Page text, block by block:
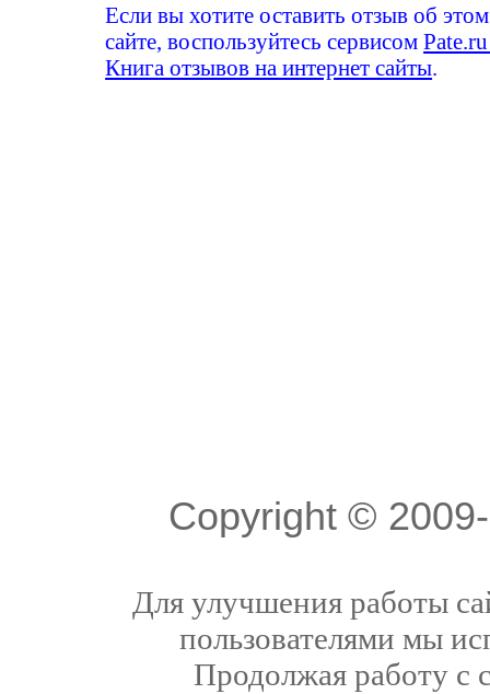
Если вы хотите оставить отзыв об этом
сайте, воспользуйтесь сервисом
Книга отзывов на интернет сайты
Copyright ©
Для улучшения работы
пользователями мы
Продолжая работу с